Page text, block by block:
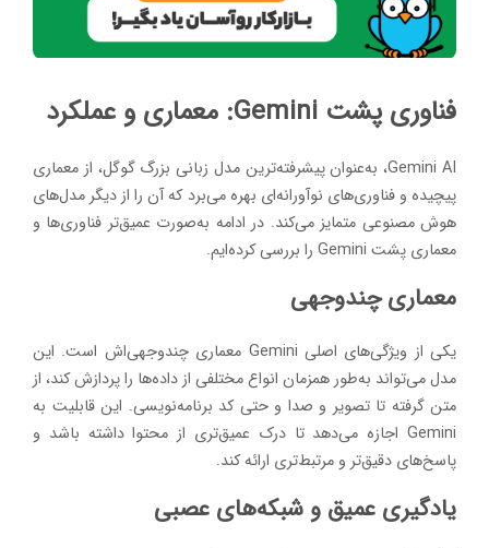
فناوری پشت Gemini: معماری و عملکرد
Gemini AI، به‌عنوان پیشرفته‌ترین مدل زبانی بزرگ گوگل، از معماری
پیچیده و فناوری‌های نوآورانه‌ای بهره می‌برد که آن را از دیگر مدل‌های
هوش مصنوعی متمایز می‌کند. در ادامه به‌صورت عمیق‌تر فناوری‌ها و
معماری پشت Gemini را بررسی کرده‌ایم.
معماری چندوجهی
یکی از ویژگی‌های اصلی Gemini معماری چندوجهی‌اش است. این
مدل می‌تواند به‌طور همزمان انواع مختلفی از داده‌ها را پردازش کند، از
متن گرفته تا تصویر و صدا و حتی کد برنامه‌نویسی. این قابلیت به
Gemini اجازه می‌دهد تا درک عمیق‌تری از محتوا داشته باشد و
پاسخ‌های دقیق‌تر و مرتبط‌تری ارائه کند.
یادگیری عمیق و شبکه‌های عصبی